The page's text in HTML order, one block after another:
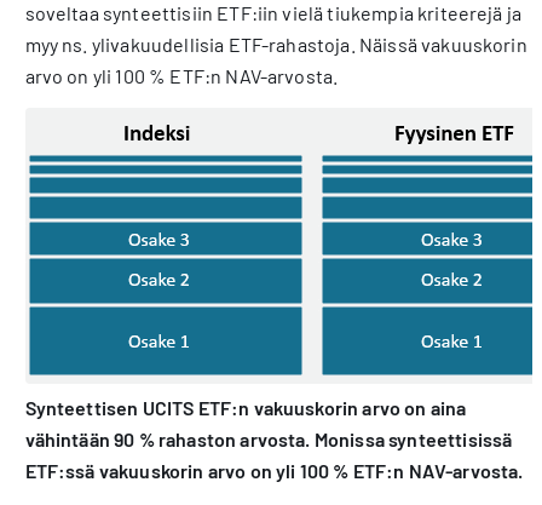
soveltaa synteettisiin ETF:iin vielä tiukempia kriteerejä ja
myy ns. ylivakuudellisia ETF-rahastoja. Näissä vakuuskorin
arvo on yli 100 % ETF:n NAV-arvosta.
Synteettisen UCITS ETF:n vakuuskorin arvo on aina
vähintään 90 % rahaston arvosta. Monissa synteettisissä
ETF:ssä vakuuskorin arvo on yli 100 % ETF:n NAV-arvosta.